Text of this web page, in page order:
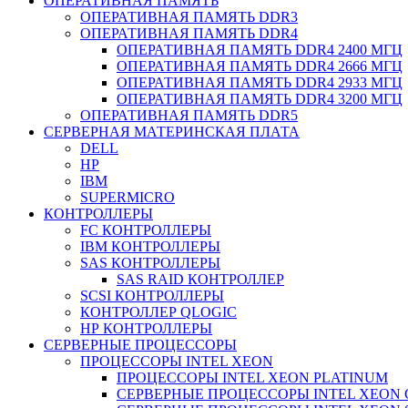
ОПЕРАТИВНАЯ ПАМЯТЬ DDR3
ОПЕРАТИВНАЯ ПАМЯТЬ DDR4
ОПЕРАТИВНАЯ ПАМЯТЬ DDR4 2400 МГЦ
ОПЕРАТИВНАЯ ПАМЯТЬ DDR4 2666 МГЦ
ОПЕРАТИВНАЯ ПАМЯТЬ DDR4 2933 МГЦ
ОПЕРАТИВНАЯ ПАМЯТЬ DDR4 3200 МГЦ
ОПЕРАТИВНАЯ ПАМЯТЬ DDR5
СЕРВЕРНАЯ МАТЕРИНСКАЯ ПЛАТА
DELL
HP
IBM
SUPERMICRO
КОНТРОЛЛЕРЫ
FC КОНТРОЛЛЕРЫ
IBM КОНТРОЛЛЕРЫ
SAS КОНТРОЛЛЕРЫ
SAS RAID КОНТРОЛЛЕР
SCSI КОНТРОЛЛЕРЫ
КОНТРОЛЛЕР QLOGIC
НР КОНТРОЛЛЕРЫ
СЕРВЕРНЫЕ ПРОЦЕССОРЫ
ПРОЦЕССОРЫ INTEL XEON
ПРОЦЕССОРЫ INTEL XEON PLATINUM
СЕРВЕРНЫЕ ПРОЦЕССОРЫ INTEL XEON